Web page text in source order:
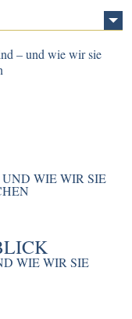
WIE WIR SIE
WIE WIR SIE